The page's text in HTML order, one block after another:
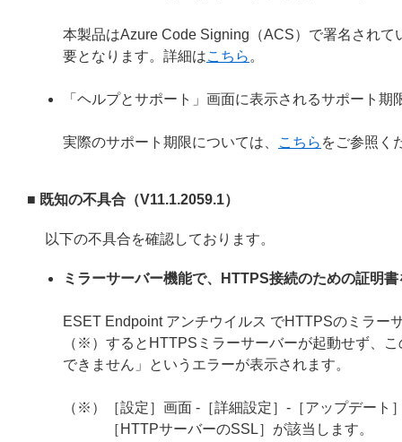
本製品はAzure Code Signing（ACS）で署名され
要となります。詳細はこちら 。
「ヘルプとサポート」画面に表示されるサポート
実際のサポート期限については、 こちら をご参照く
■ 既知の不具合（V11.1.2059.1）
以下の不具合を確認しております。
ミラーサーバー機能で、HTTPS接続のための証明
ESET Endpoint アンチウイルス でHTTPSのミラー
（※）するとHTTPSミラーサーバーが起動せず、
できません」というエラーが表示されます。
（※）［設定］画面 -［詳細設定］-［アップデー
［HTTPサーバーのSSL］が該当します。